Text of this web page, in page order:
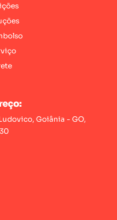
Goiânia - GO,